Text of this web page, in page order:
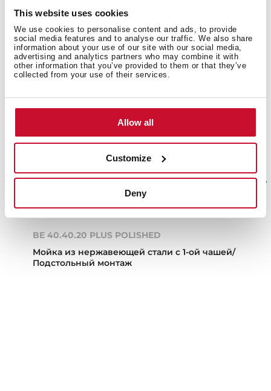
This website uses cookies
We use cookies to personalise content and ads, to provide
social media features and to analyse our traffic. We also share
information about your use of our site with our social media,
advertising and analytics partners who may combine it with
other information that you’ve provided to them or that they’ve
collected from your use of their services.
Allow all
Customize
Deny
BE 40.40.20 PLUS POLISHED
Мойка из нержавеющей стали с 1-ой чашей/
Подстольный монтаж